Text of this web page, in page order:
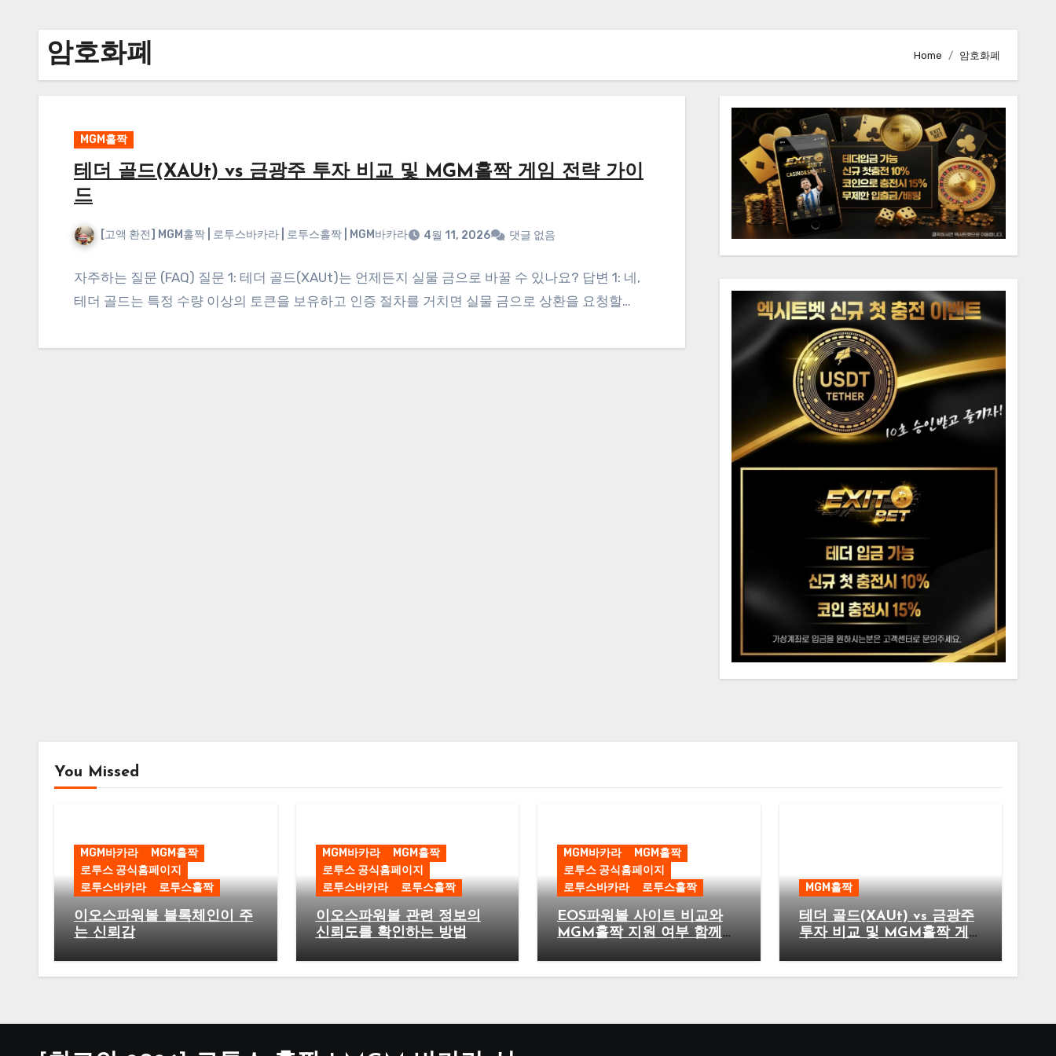
암호화폐 Home 암호화폐
MGM홀짝
테더 골드(XAUt) vs 금광주 투자 비교 및 MGM홀짝 게임 전략 가이
드
[고액 환전] MGM홀짝 | 로투스바카라 | 로투스홀짝 | MGM바카라 4월 11, 2026 댓글 없음
자주하는 질문 (FAQ) 질문 1: 테더 골드(XAUt)는 언제든지 실물 금으로 바꿀 수 있나요? 답변 1: 네,
테더 골드는 특정 수량 이상의 토큰을 보유하고 인증 절차를 거치면 실물 금으로 상환을 요청할…
You Missed
MGM바카라
MGM홀짝
로투스 공식홈페이지
로투스바카라
로투스홀짝
이오스파워볼 블록체인이 주
는 신뢰감
MGM바카라
MGM홀짝
로투스 공식홈페이지
로투스바카라
로투스홀짝
이오스파워볼 관련 정보의
신뢰도를 확인하는 방법
MGM바카라
MGM홀짝
로투스 공식홈페이지
로투스바카라
로투스홀짝
EOS파워볼 사이트 비교와
MGM홀짝 지원 여부 함께
MGM홀짝
테더 골드(XAUt) vs 금광주
투자 비교 및 MGM홀짝 게